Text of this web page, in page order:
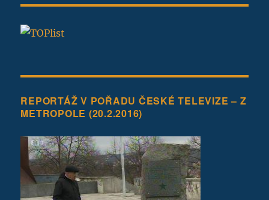
REPORTÁŽ V POŘADU ČESKÉ TELEVIZE – Z
METROPOLE (20.2.2016)